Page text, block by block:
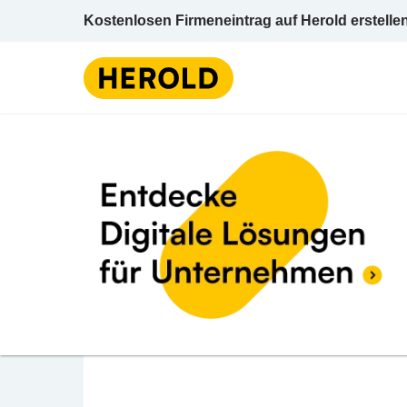
Kostenlosen Firmeneintrag auf Herold
BEWERTUNG ABGEBEN
LaModula Dornbirn
Lustenauerstraße 51 6850 Dornbirn